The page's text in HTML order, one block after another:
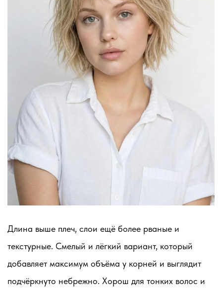
Длина выше плеч, слои ещё более рваные и
текстурные. Смелый и лёгкий вариант, который
добавляет максимум объёма у корней и выглядит
подчёркнуто небрежно. Хорош для тонких волос и